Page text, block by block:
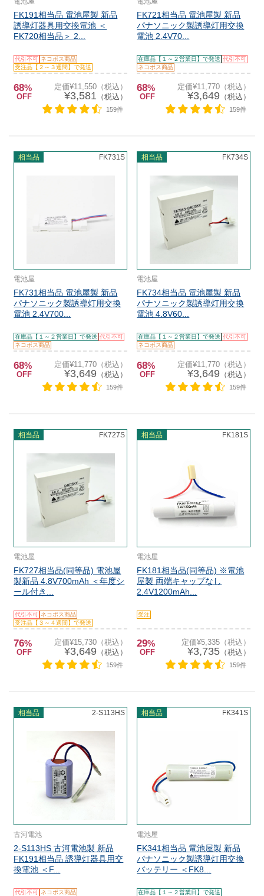
FK191相当品 電池屋製 新品
誘導灯器具用交換電池 ＜
FK720相当品＞ 2...
代引不可 ネコポス商品
受注品【２～３週間】で発送
68%
OFF
定価¥11,550（税込）
¥3,581 （税込）
159件
FK721相当品 電池屋製 新品
パナソニック製誘導灯用交換
電池 2.4V70...
在庫品【１～２営業日】で発送 代引不可
ネコポス商品
68%
OFF
定価¥11,770（税込）
¥3,649 （税込）
159件
相当品 FK731S
電池屋
FK731相当品 電池屋製 新品
パナソニック製誘導灯用交換
電池 2.4V700...
在庫品【１～２営業日】で発送 代引不可
ネコポス商品
68%
OFF
定価¥11,770（税込）
¥3,649 （税込）
159件
相当品 FK734S
電池屋
FK734相当品 電池屋製 新品
パナソニック製誘導灯用交換
電池 4.8V60...
在庫品【１～２営業日】で発送 代引不可
ネコポス商品
68%
OFF
定価¥11,770（税込）
¥3,649 （税込）
159件
相当品 FK727S
電池屋
FK727相当品(同等品) 電池屋
製新品 4.8V700mAh ＜年度シ
ール付き...
代引不可 ネコポス商品
受注品【３～４週間】で発送
76%
OFF
定価¥15,730（税込）
¥3,649 （税込）
159件
相当品 FK181S
電池屋
FK181相当品(同等品) ※電池
屋製 両端キャップなし
2.4V1200mAh...
受注
29%
OFF
定価¥5,335（税込）
¥3,735（税込）
159件
相当品 2-S113HS
古河電池
2-S113HS 古河電池製 新品
FK191相当品 誘導灯器具用交
換電池 ＜F...
代引不可 ネコポス商品
相当品 FK341S
電池屋
FK341相当品 電池屋製 新品
パナソニック製誘導灯用交換
バッテリー ＜FK8...
在庫品【１～２営業日】で発送